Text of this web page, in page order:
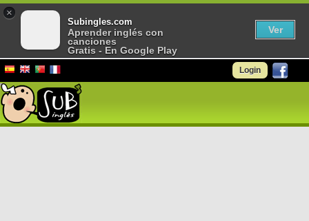
Login
×
Subingles.com
Aprender inglés con
canciones
Gratis - En Google Play
Ver